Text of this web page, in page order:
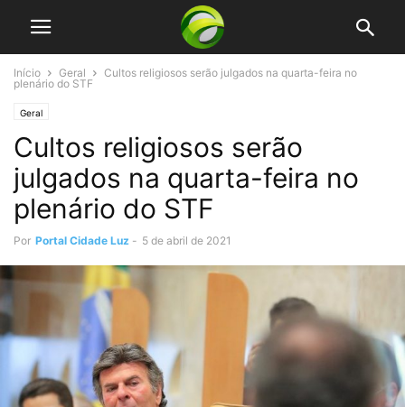
Início Geral
Cultos religiosos serão julgados na quarta-feira no
plenário do STF
Geral
Cultos religiosos serão
julgados na quarta-feira no
plenário do STF
Por Portal Cidade Luz - 5 de abril de 2021